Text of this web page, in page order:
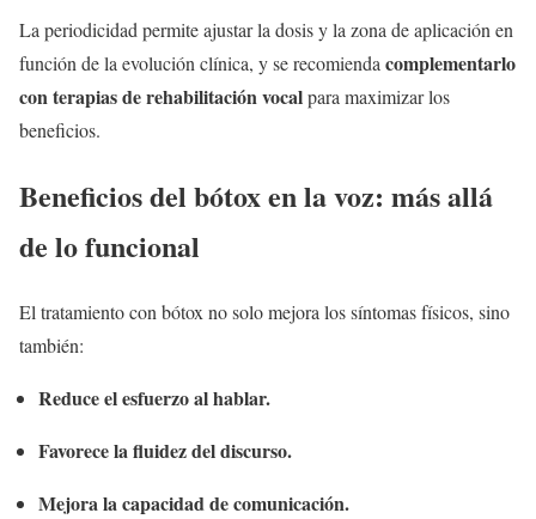
La periodicidad permite ajustar la dosis y la zona de aplicación en
función de la evolución clínica, y se recomiendacomplementarlo
con terapias de rehabilitación vocalpara maximizar los
beneficios.
Beneficios del bótox en la voz: más allá
de lo funcional
El tratamiento con bótox no solo mejora los síntomas físicos, sino
también:
Reduce el esfuerzo al hablar.
Favorece la fluidez del discurso.
Mejora la capacidad de comunicación.